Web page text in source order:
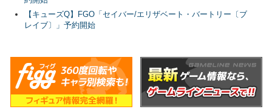
【キューズQ】FGO「セイバー/エリザベート・バートリー〔ブ
レイブ〕」予約開始